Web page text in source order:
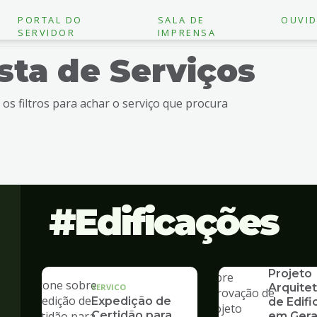
PORTAL DO
SERVIDOR
SALA DE
IMPRENSA
de Serviços
os filtros para achar o serviço que procura
Edificações
SERVICO
Expedição de
Projeto
de